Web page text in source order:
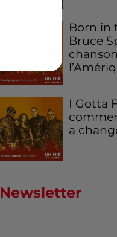
Born in
Bruce
I Gotta
a
Newsletter